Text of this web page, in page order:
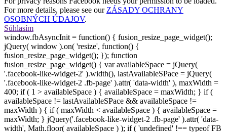
For more details, please see our ZÁSADY OCHRANY
OSOBNÝCH ÚDAJOV.
Súhlasím
window.fbAsyncInit = function() { fusion_resize_page_widget();
jQuery( window ).on( 'resize', function() {
fusion_resize_page_widget(); }); function
fusion_resize_page_widget() { var availableSpace = jQuery(
'.facebook-like-widget-2' ).width(), lastAvailableSPace = jQuery(
'.facebook-like-widget-2 .fb-page' ).attr( 'data-width' ), maxWidth =
400; if ( 1 > availableSpace ) { availableSpace = maxWidth; } if (
availableSpace != lastAvailableSPace && availableSpace !=
maxWidth ) { if ( maxWidth < availableSpace ) { availableSpace =
maxWidth; } jQuery('.facebook-like-widget-2 .fb-page' ).attr( 'data-
width', Math.floor( availableSpace ) ); if ( 'undefined' !== typeof FB